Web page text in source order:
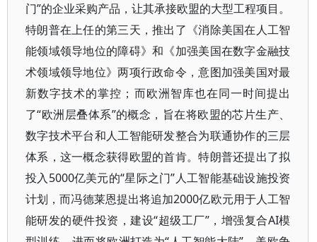
门”的企业采购产品，让其承接欧盟的大型工程项目。
特朗普在上任的第三天，推出了《消除美国在人工智
能领域领导地位的障碍》和《加强美国在数字金融技
术领域领导地位》两项行政命令，意图加强美国对最
新数字技术的掌控；而欧洲智库也在同一时间提出
了“欧洲层叠体系”的概念，旨在将欧盟的芯片生产、
数字技术平台和人工智能研发整合为联通协作的三层
体系，这一概念获得欧盟的首肯。特朗普还提出了拟
投入5000亿美元的“星际之门”人工智能基础设施投资
计划，而冯德莱恩提出将追加2000亿欧元用于人工智
能研发的硬件投资，建设“超级工厂”，增强复合AI模